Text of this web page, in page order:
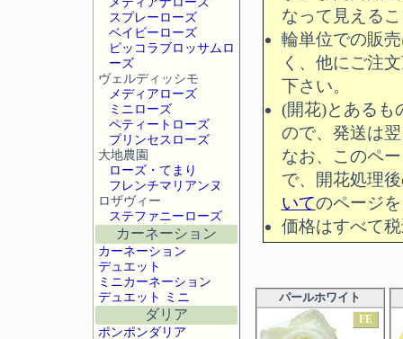
なって見える
輪単位での販
く、他にご注
下さい。
(開花)とあるも
ので、発送は
なお、このペ
で、開花処理
いてのページ
価格はすべて
パールホワイト
FE
スプレーローズ
ベイビーローズ
ピッコラブロッサムロ
ーズ
ヴェルディッシモ
メディアローズ
ミニローズ
ペティートローズ
プリンセスローズ
大地農園
ローズ・てまり
フレンチマリアンヌ
ロザヴィー
ステファニーローズ
カーネーション
カーネーション
デュエット
ミニカーネーション
デュエット ミニ
ダリア
ポンポンダリア